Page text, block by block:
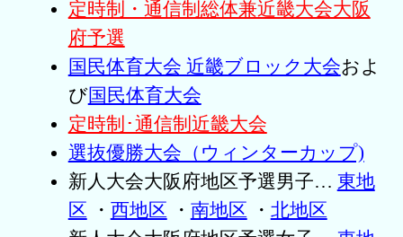
定時制・通信制総体兼近畿大会大阪
府予選
国民体育大会 近畿ブロック大会およ
び国民体育大会
定時制･通信制近畿大会
選抜優勝大会（ウィンターカップ)
新人大会大阪府地区予選男子… 東地
区 ・ 西地区 ・ 南地区 ・ 北地区